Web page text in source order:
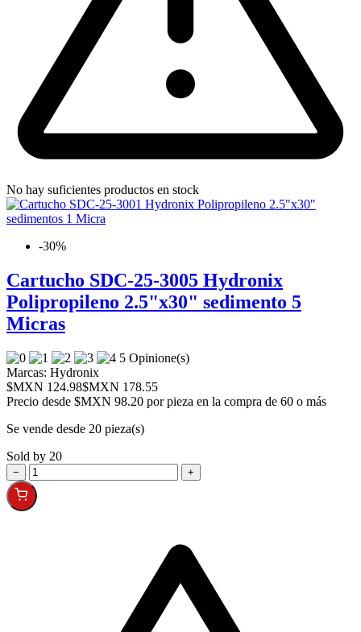
No hay suficientes productos en stock
-30%
Cartucho SDC-25-3005 Hydronix
Polipropileno 2.5"x30" sedimento 5
Micras
5 Opinione(s)
Marcas: Hydronix
$MXN 124.98$MXN 178.55
Precio desde $MXN 98.20 por pieza en la compra de 60 o más
Se vende desde 20 pieza(s)
Sold by 20
− +